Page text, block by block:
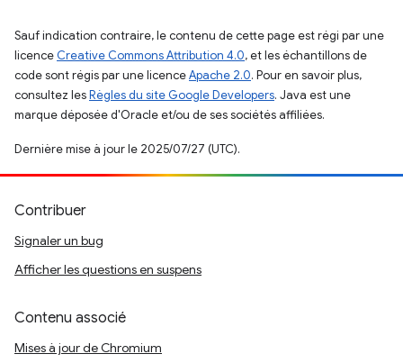
Sauf indication contraire, le contenu de cette page est régi par une
licence Creative Commons Attribution 4.0, et les échantillons de
code sont régis par une licenceApache 2.0. Pour en savoir plus,
consultez lesRègles du site Google Developers. Java est une
marque déposée d'Oracle et/ou de ses sociétés affiliées.
Dernière mise à jour le 2025/07/27 (UTC).
Contribuer
Signaler un bug
Afficher les questions en suspens
Contenu associé
Mises à jour de Chromium